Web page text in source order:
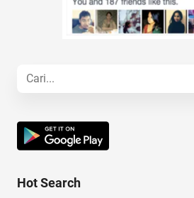
Hot Search